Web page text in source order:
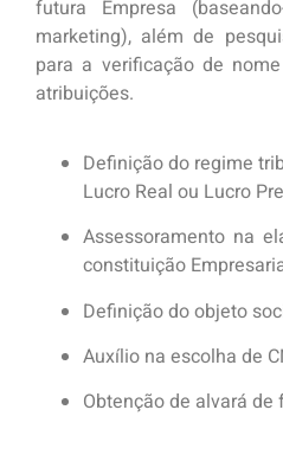
futura Empresa
marketing), além de
para a verificação de
atribuições.
Definição do regime
Lucro Real ou Lucro
Assessoramento na
constituição
Definição do objeto
Auxílio na escolha de
Obtenção de alvará